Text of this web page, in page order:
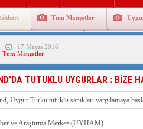
ÇİN’İN UYGUR
ÇİN’İN ANKARA
İŞGALCİ ÇİN’DEN
İŞGALCİ ÇİN,DOĞU
Tüm Manşetler
Düğün ve Cenaze
17 Mayıs 2016
Tüm Manşetler
TUTUKLU UYGURLAR : BİZE
ve Araştırma Merkezi(UYHAM)